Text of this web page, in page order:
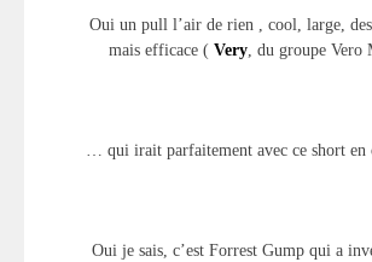
Oui un pull l’air de rien , cool, large,
mais efficace ( Very, du groupe
… qui irait parfaitement avec ce short en
Oui je sais, c’est Forrest Gump qui a